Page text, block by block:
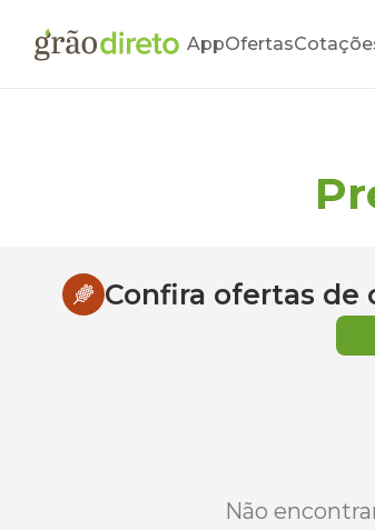
AppOfertas
Confira ofertas de
Não